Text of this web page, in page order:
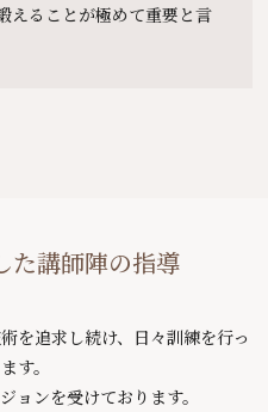
えることが極めて重要と言
た講師陣の指導
を追求し続け、日々訓練を行っ
す。
ョンを受けております。